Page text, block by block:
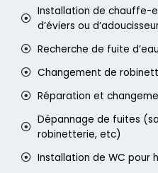
Installation de chauffe-
d’éviers ou
Recherche de fuite d’eau
Changement de
Réparation et
Dépannage de fuites
robinetterie, etc)
Installation de WC pour